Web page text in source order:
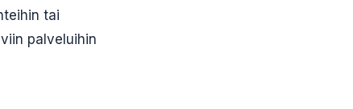
tai
palveluihin